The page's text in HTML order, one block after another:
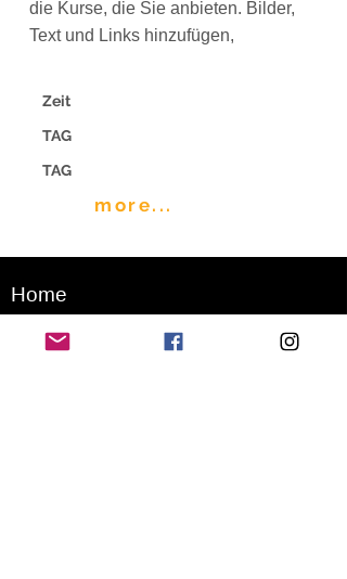
die Kurse, die Sie anbieten. Bilder,
Text und Links hinzufügen,
Zeit
TAG
TAG
more...
Home
Application for a workshop